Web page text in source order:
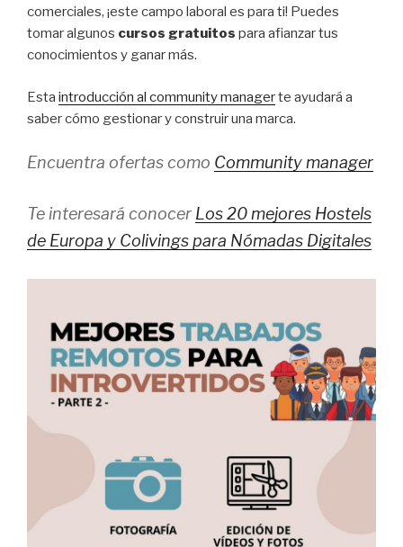
comerciales, ¡este campo laboral es para ti! Puedes
tomar algunos cursos gratuitos para afianzar tus
conocimientos y ganar más.
Esta introducción al community managerte ayudará a
saber cómo gestionar y construir una marca.
Encuentra ofertas como Community manager
Te interesará conocer Los 20 mejores Hostels
de Europa y Colivings para Nómadas Digitales